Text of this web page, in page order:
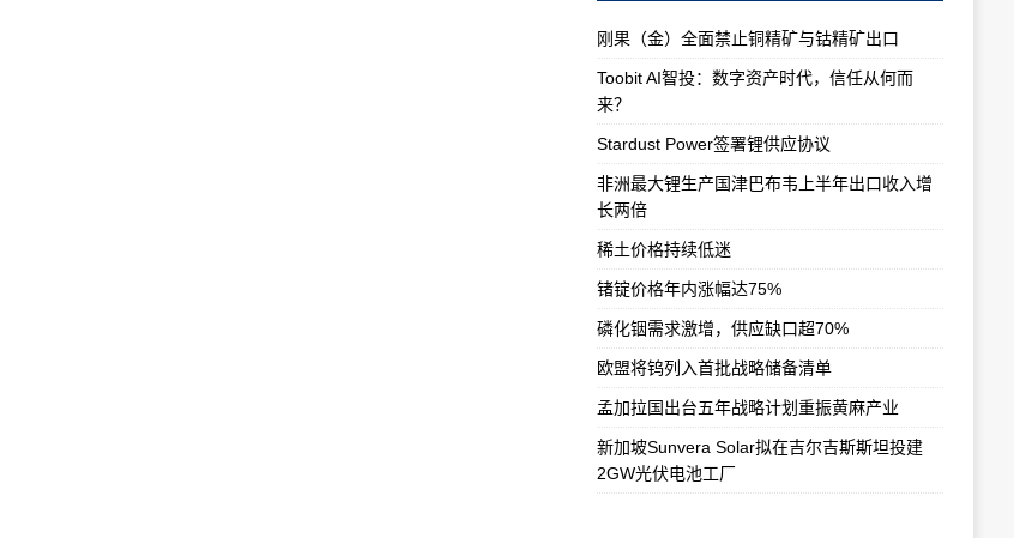
刚果（金）全面禁止铜精矿与钴精矿出口
​Toobit AI智投：数字资产时代，信任从何而
来？
Stardust Power签署锂供应协议
非洲最大锂生产国津巴布韦上半年出口收入增
长两倍
稀土价格持续低迷
锗锭价格年内涨幅达75%
磷化铟需求激增，供应缺口超70%
欧盟将钨列入首批战略储备清单
孟加拉国出台五年战略计划重振黄麻产业
新加坡Sunvera Solar拟在吉尔吉斯斯坦投建
2GW光伏电池工厂